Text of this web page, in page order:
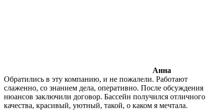
Анна
Обратились в эту компанию, и не пожалели. Работают
слаженно, со знанием дела, оперативно. После обсуждения
нюансов заключили договор. Бассейн получился отличного
качества, красивый, уютный, такой, о каком я мечтала.